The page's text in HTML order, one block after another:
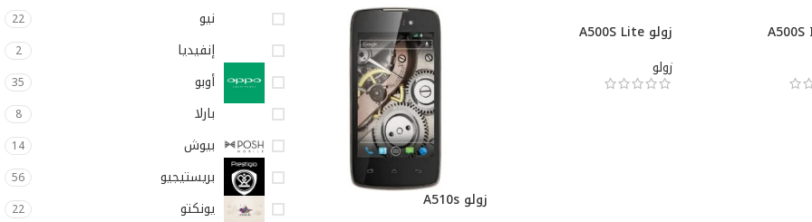
زولو A500S Lite
زولو
زولو A510s
نيو 22
إنفيديا 2
أوبو 35
بارلا 8
بيوش 14
بريستيجيو 56
يونكتو 22